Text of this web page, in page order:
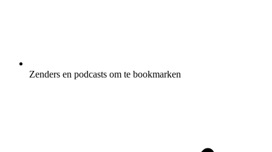
Zenders en podcasts om te bookmarken